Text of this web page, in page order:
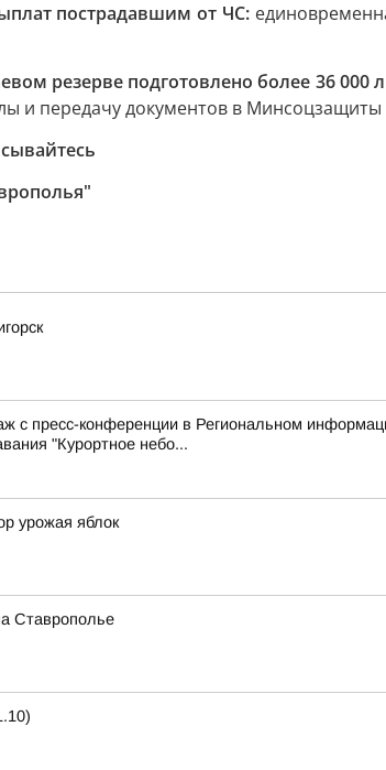
пострадавшим от ЧС:
резерве подготовлено более 36 000
и передачу документов в
с пресс-конференции в Региональном
"Курортное небо...
урожая яблок
Ставрополье